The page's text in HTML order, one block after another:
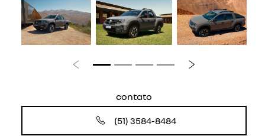
Anterior Próximo
contato
(51) 3584-8484